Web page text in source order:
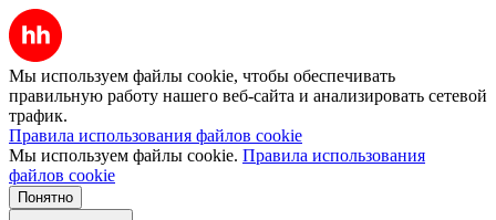
Мы используем файлы cookie, чтобы обеспечивать
правильную работу нашего веб-сайта и анализировать сетевой
трафик.
Правила использования файлов cookie
Мы используем файлы cookie. Правила использования
файлов cookie
Понятно